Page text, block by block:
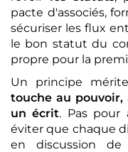
pacte d'associés,
sécuriser les flux
le bon statut du
propre pour la
Un principe
touche au
un écrit. Pas pour
éviter que chaque
en discussion de